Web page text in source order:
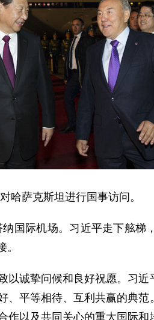
萨克斯坦进行国事访问。
际机场。习近平走下舷梯
诚挚问候和良好祝愿。习近
平等相待、互利共赢的典
以及共同关心的重大国际